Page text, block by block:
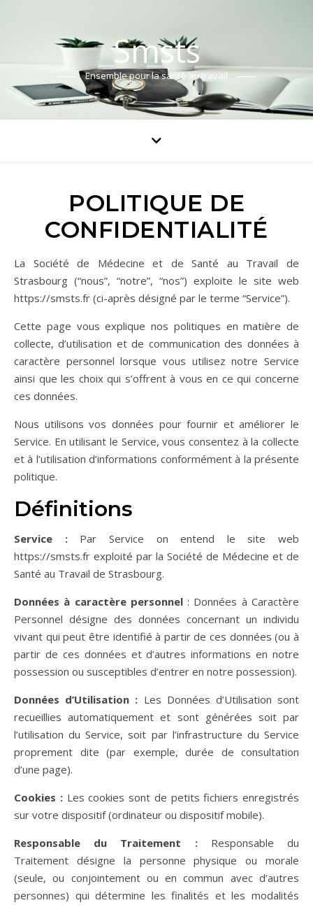
Smsts
Ensemble pour la santé au travail
POLITIQUE DE
CONFIDENTIALITÉ
La Société de Médecine et de Santé au Travail de
Strasbourg (“nous”, “notre”, “nos”) exploite le site web
https://smsts.fr (ci-après désigné par le terme “Service”).
Cette page vous explique nos politiques en matière de
collecte, d’utilisation et de communication des données à
caractère personnel lorsque vous utilisez notre Service
ainsi que les choix qui s’offrent à vous en ce qui concerne
ces données.
Nous utilisons vos données pour fournir et améliorer le
Service. En utilisant le Service, vous consentez à la collecte
et à l’utilisation d’informations conformément à la présente
politique.
Définitions
Service :Par Service on entend le site web
https://smsts.fr exploité par la Société de Médecine et de
Santé au Travail de Strasbourg.
Données à caractère personnel: Données à Caractère
Personnel désigne des données concernant un individu
vivant qui peut être identifié à partir de ces données (ou à
partir de ces données et d’autres informations en notre
possession ou susceptibles d’entrer en notre possession).
Données d’Utilisation : Les Données d’Utilisation sont
recueillies automatiquement et sont générées soit par
l’utilisation du Service, soit par l’infrastructure du Service
proprement dite (par exemple, durée de consultation
d’une page).
Cookies :Les cookies sont de petits fichiers enregistrés
sur votre dispositif (ordinateur ou dispositif mobile).
Responsable du Traitement :Responsable du
Traitement désigne la personne physique ou morale
(seule, ou conjointement ou en commun avec d’autres
personnes) qui détermine les finalités et les modalités